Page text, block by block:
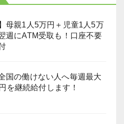
母親1人5万円＋児童1人5万
週にATM受取も！口座不要
国の働けない人へ毎週最大
を継続給付します！